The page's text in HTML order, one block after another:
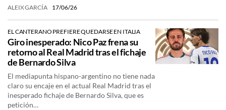
ALEIX GARCÍA 17/06/26
EL CANTERANO PREFIERE QUEDARSE EN ITALIA
Giro inesperado: Nico Paz frena su
retorno al Real Madrid tras el fichaje
de Bernardo Silva
El mediapunta hispano-argentino no tiene nada
claro su encaje en el actual Real Madrid tras el
inesperado fichaje de Bernardo Silva, que es
petición…